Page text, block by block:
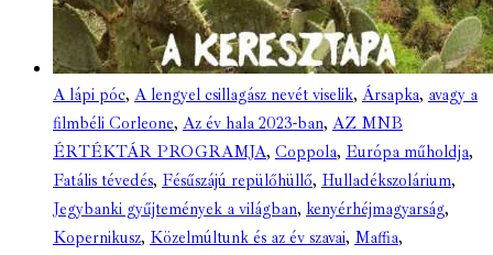
A lápi póc, A lengyel csillagász nevét viselik, Ársapka, avagy a
filmbéli Corleone, Az év hala 2023-ban, AZ MNB
ÉRTÉKTÁR PROGRAMJA, Coppola, Európa műholdja,
Fatális tévedés, Fésűszájú repülőhüllő, Hulladékszolárium,
Jegybanki gyűjtemények a világban, kenyérhéjmagyarság,
Kopernikusz, Közelmúltunk és az év szavai, Maffia,